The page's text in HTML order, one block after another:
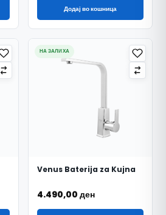
Додај во кошница
НА ЗАЛИХА
Venus Baterija za Kujna
4.490,00 ден